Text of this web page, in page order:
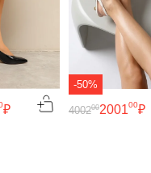
₽
-50%
200100₽
400200